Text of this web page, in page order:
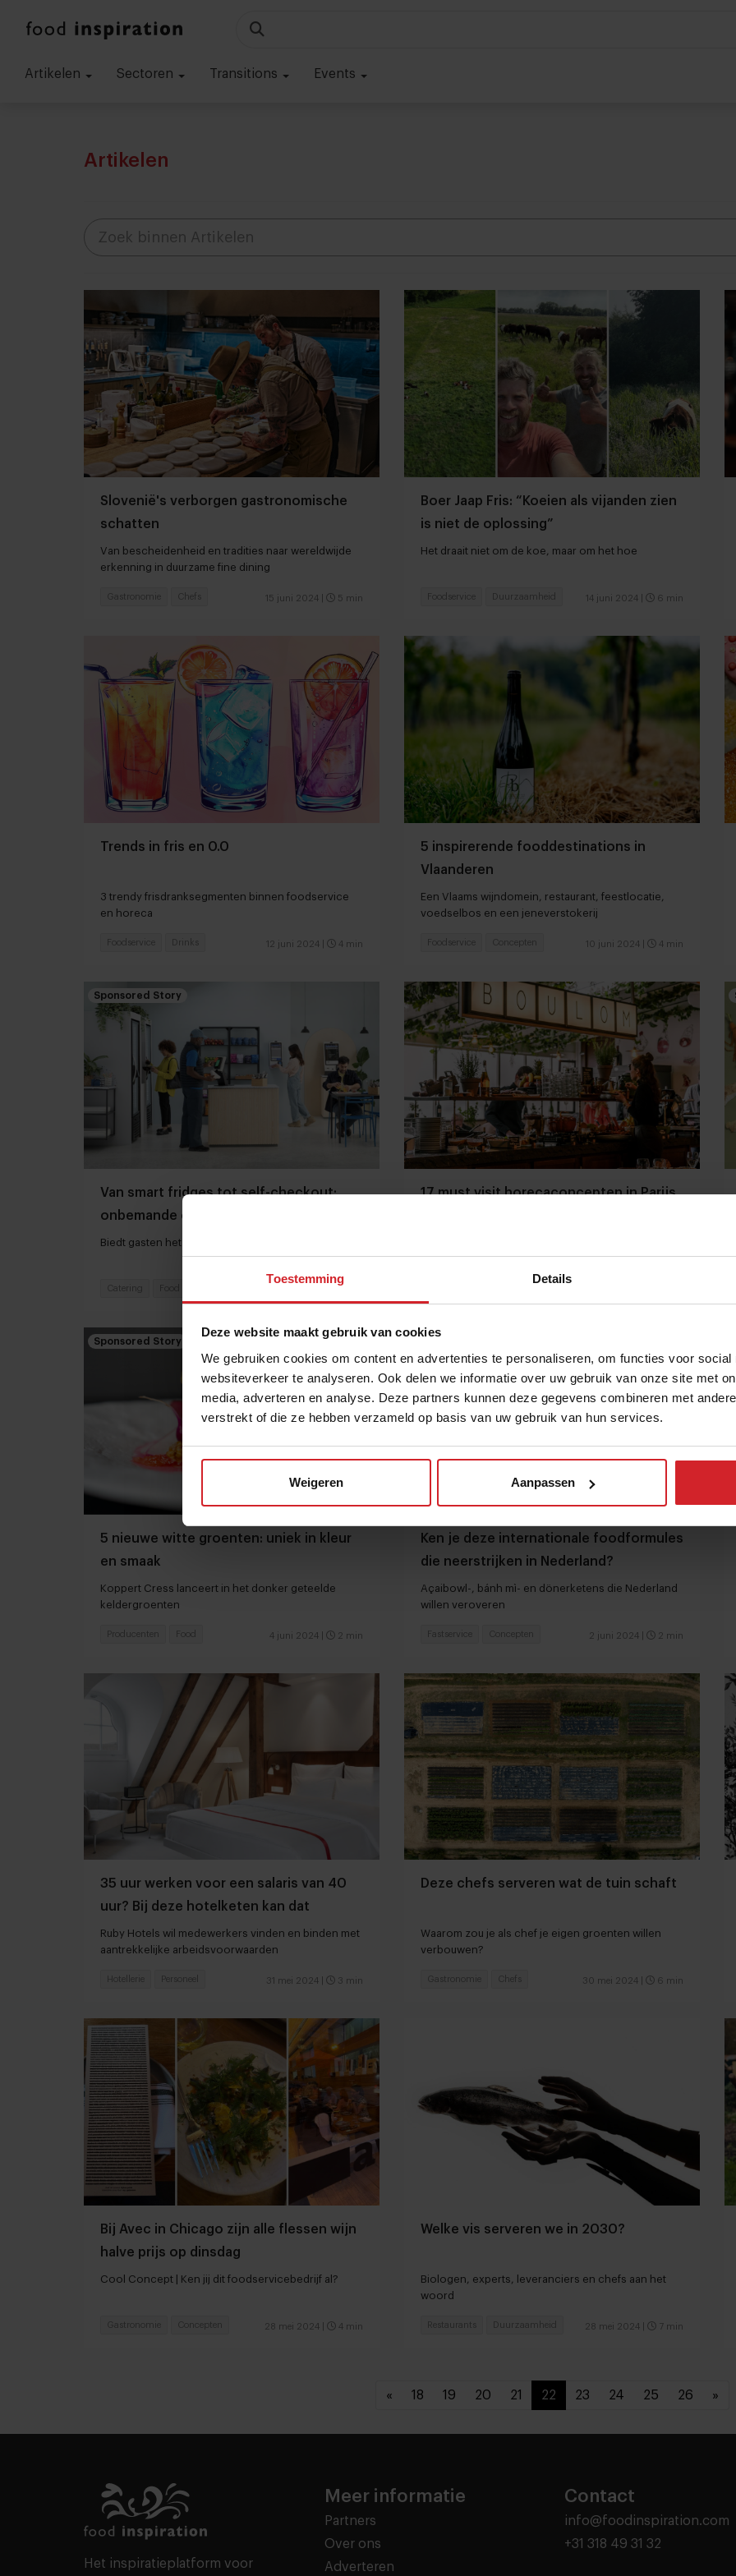
Toestemming Details
Deze website maakt gebruik van cookies
We gebruiken cookies om content en advertenties te personaliseren, om functies voor social
websiteverkeer te analyseren. Ook delen we informatie over uw gebruik van onze site met
media, adverteren en analyse. Deze partners kunnen deze gegevens combineren met
verstrekt of die ze hebben verzameld op basis van uw gebruik van hun services.
Weigeren Aanpassen
Artikelen Sectoren Transitions Events
Artikelen
Slovenië's verborgen gastronomische
schatten
Van bescheidenheid en tradities naar wereldwijde
erkenning in duurzame fine dining
15 juni 2024 5 min
Gastronomie Chefs
Boer Jaap Fris: “Koeien als vijanden zien
is niet de oplossing”
Het draait niet om de koe, maar om het hoe
14 juni 2024 6 min
Foodservice Duurzaamheid
Trends in fris en 0.0
3 trendy frisdranksegmenten binnen foodservice
en horeca
12 juni 2024 4 min
Foodservice Drinks
5 inspirerende fooddestinations in
Vlaanderen
Een Vlaams wijndomein, restaurant, feestlocatie,
voedselbos en een jeneverstokerij
10 juni 2024 4 min
Foodservice Concepten
Sponsored Story
Van smart fridges tot self-checkout:
onbemande oplossingen die werken
Biedt gasten het gemak van 24/7 service
Catering
17 must visit horecaconcepten in Parijs
restobar
Sponsored Story
5 nieuwe witte groenten: uniek in kleur
en smaak
Koppert Cress lanceert in het donker geteelde
keldergroenten
4 juni 2024 2 min
Producenten Food
Ken je deze internationale foodformules
die neerstrijken in Nederland?
Açaibowl-, bánh mì- en dönerketens die Nederland
willen veroveren
2 juni 2024 2 min
Fastservice Concepten
35 uur werken voor een salaris van 40
uur? Bij deze hotelketen kan dat
Ruby Hotels wil medewerkers vinden en binden met
aantrekkelijke arbeidsvoorwaarden
31 mei 2024 3 min
Hotellerie Personeel
Deze chefs serveren wat de tuin schaft
Waarom zou je als chef je eigen groenten willen
verbouwen?
30 mei 2024 6 min
Gastronomie Chefs
Bij Avec in Chicago zijn alle flessen wijn
halve prijs op dinsdag
Cool Concept | Ken jij dit foodservicebedrijf al?
28 mei 2024 4 min
Gastronomie Concepten
Welke vis serveren we in 2030?
Biologen, experts, leveranciers en chefs aan het
woord
28 mei 2024 7 min
Restaurants Duurzaamheid
« 18 19 20 21 22 23 24 25 26 »
Het inspiratieplatform voor
Meer informatie
Partners
Over ons
Adverteren
Contact
info@foodinspiration.com
+31 318 49 31 32